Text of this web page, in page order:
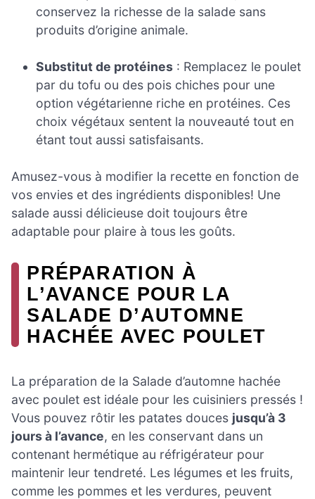
conservez la richesse de la salade sans
produits d’origine animale.
Substitut de protéines : Remplacez le poulet
par du tofu ou des pois chiches pour une
option végétarienne riche en protéines. Ces
choix végétaux sentent la nouveauté tout en
étant tout aussi satisfaisants.
Amusez-vous à modifier la recette en fonction de
vos envies et des ingrédients disponibles! Une
salade aussi délicieuse doit toujours être
adaptable pour plaire à tous les goûts.
PRÉPARATION À
L’AVANCE POUR LA
SALADE D’AUTOMNE
HACHÉE AVEC POULET
La préparation de la Salade d’automne hachée
avec poulet est idéale pour les cuisiniers pressés !
Vous pouvez rôtir les patates douces jusqu’à 3
jours à l’avance, en les conservant dans un
contenant hermétique au réfrigérateur pour
maintenir leur tendreté. Les légumes et les fruits,
comme les pommes et les verdures, peuvent